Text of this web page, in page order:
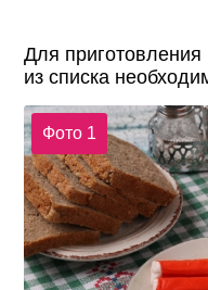
Для приготовления
из списка
Фото 1